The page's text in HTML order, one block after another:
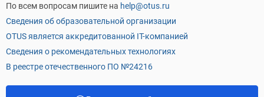
По всем вопросам пишите на help@otus.ru
Сведения об образовательной организации
OTUS является аккредитованной IT-компанией
Сведения о рекомендательных технологиях
В реестре отечественного ПО №24216